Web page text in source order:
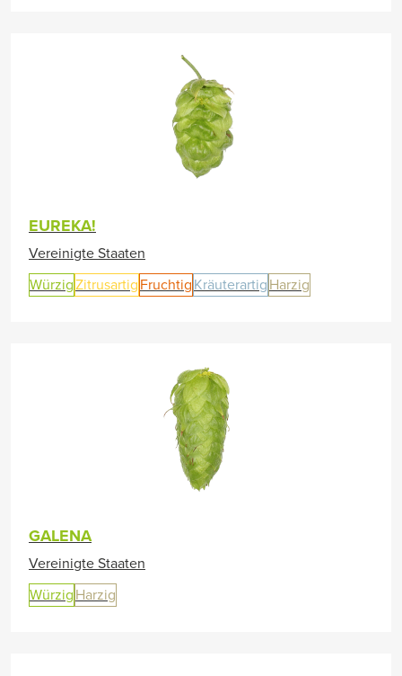
EUREKA!
Vereinigte Staaten
WürzigZitrusartig Fruchtig Kräuterartig Harzig
GALENA
Vereinigte Staaten
Würzig Harzig